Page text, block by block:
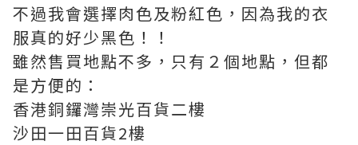
不過我會選擇肉色及粉紅色，因為我的衣
服真的好少黑色！！
雖然售買地點不多，只有２個地點，但都
是方便的：
香港銅鑼灣崇光百貨二樓
沙田一田百貨2樓